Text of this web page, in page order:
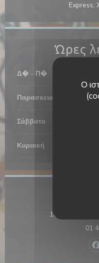
Ο
Express,
Ώρες
Δ� - Π�
Παρασκευή
Σάββατο
Κυριακή
164 RUE
01